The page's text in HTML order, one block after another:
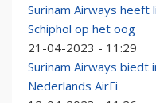
Surinam Airways heeft
Schiphol op het oog
21-04-2023 - 11:29
Surinam Airways
Nederlands AirFi